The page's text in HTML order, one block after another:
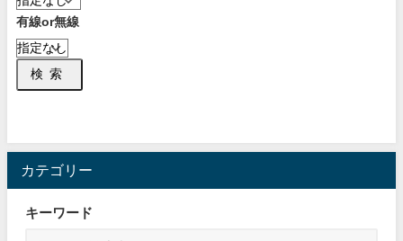
有線or無線
検索
カテゴリー
キーワード